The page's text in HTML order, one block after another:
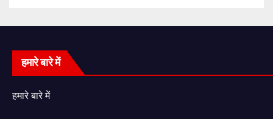
हमारे बारे में
हमारे बारे में